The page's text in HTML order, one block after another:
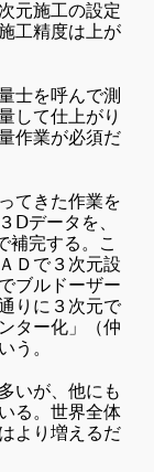
元施工の設定
工精度は上が
士を呼んで測
して仕上がり
作業が必須だ
てきた作業を
Ⅾデータを、
補完する。こ
Ｄで３次元設
ブルドーザー
りに３次元で
ター化」（仲
う。
いが、他にも
る。世界全体
より増えるだ